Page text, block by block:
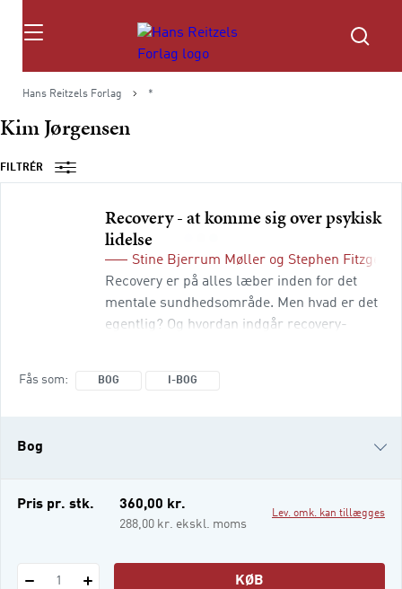
Søg
Hans Reitzels Forlag *
Kim Jørgensen
FILTRÉR
Recovery - at komme sig over psykisk
lidelse
Stine Bjerrum Møller og Stephen
Recovery er på alles læber inden for det
mentale sundhedsområde. Men hvad er det
egentlig? Og hvordan indgår recovery-
professionelle og personer
Fås som BOG I-BOG
Bog
i-bog
Pris pr. stk. 360,00 kr.
288,00 kr. ekskl. moms
Lev. omk. kan tillægges
1 KØB